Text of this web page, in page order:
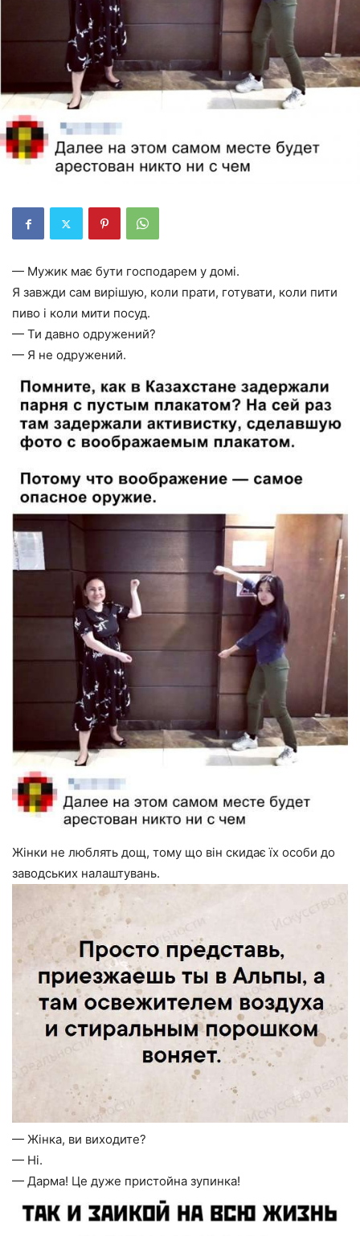
— Мужик має бути господарем у домі.
Я завжди сам вирішую, коли прати, готувати, коли пити
пиво і коли мити посуд.
— Ти давно одружений?
— Я не одружений.
Жінки не люблять дощ, тому що він скидає їх особи до
заводських налаштувань.
— Жінка, ви виходите?
— Ні.
— Дарма! Це дуже пристойна зупинка!